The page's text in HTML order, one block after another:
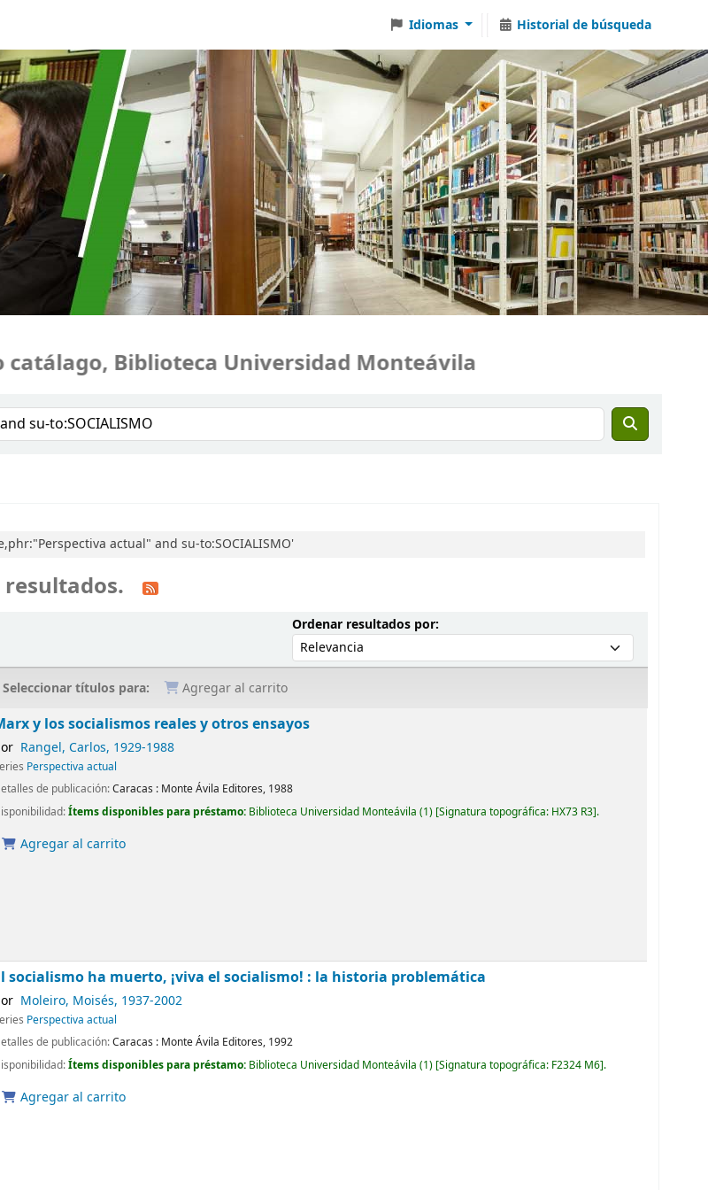
Idiomas Historial de búsqueda
Biblioteca Universidad Monteávila
actual" and su-to:SOCIALISMO'
Ordenar resultados por:Ordenar por:
Seleccionar títulos para: Agregar al carrito
y los socialismos reales y otros ensayos
Rangel, Carlos, 1929-1988
Perspectiva actual
de publicación:Caracas : Monte Ávila Editores, 1988
Ítems disponibles para préstamo: Biblioteca Universidad Monteávila (1) Signatura topográfica: HX73 R3 .
Agregar al carrito
socialismo ha muerto, ¡viva el socialismo! : la historia problemática
Moleiro, Moisés, 1937-2002
Perspectiva actual
de publicación:Caracas : Monte Ávila Editores, 1992
Ítems disponibles para préstamo: Biblioteca Universidad Monteávila (1) Signatura topográfica: F2324 M6 .
Agregar al carrito